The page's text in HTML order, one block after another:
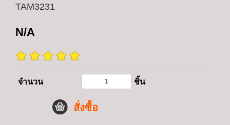
TAM3231
N/A
จำนวน ชิ้น
สั่งซื้อ